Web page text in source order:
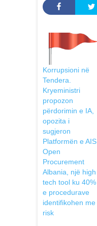
Korrupsioni në
Tendera.
Kryeministri
propozon
përdorimin e IA,
opozita i
sugjeron
Platformën e AIS
Open
Procurement
Albania, një high
tech tool ku 40%
e procedurave
identifikohen me
risk